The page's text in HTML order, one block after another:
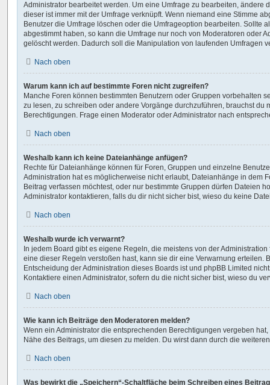
Administrator bearbeitet werden. Um eine Umfrage zu bearbeiten, ändere
dieser ist immer mit der Umfrage verknüpft. Wenn niemand eine Stimme
Benutzer die Umfrage löschen oder die Umfrageoption bearbeiten. Sollte
abgestimmt haben, so kann die Umfrage nur noch von Moderatoren oder
gelöscht werden. Dadurch soll die Manipulation von laufenden Umfragen
Nach oben
Warum kann ich auf bestimmte Foren nicht zugreifen?
Manche Foren können bestimmten Benutzern oder Gruppen vorbehalten
zu lesen, zu schreiben oder andere Vorgänge durchzuführen, brauchst du
Berechtigungen. Frage einen Moderator oder Administrator nach
Nach oben
Weshalb kann ich keine Dateianhänge anfügen?
Rechte für Dateianhänge können für Foren, Gruppen und einzelne
Administration hat es möglicherweise nicht erlaubt, Dateianhänge in dem
Beitrag verfassen möchtest, oder nur bestimmte Gruppen dürfen Dateien
Administrator kontaktieren, falls du dir nicht sicher bist, wieso du keine
Nach oben
Weshalb wurde ich verwarnt?
In jedem Board gibt es eigene Regeln, die meistens von der
eine dieser Regeln verstoßen hast, kann sie dir eine Verwarnung erteilen.
Entscheidung der Administration dieses Boards ist und phpBB Limited
Kontaktiere einen Administrator, sofern du die nicht sicher bist, wieso du
Nach oben
Wie kann ich Beiträge den Moderatoren melden?
Wenn ein Administrator die entsprechenden Berechtigungen vergeben
Nähe des Beitrags, um diesen zu melden. Du wirst dann durch die
Nach oben
Was bewirkt die „Speichern“-Schaltfläche beim Schreiben eines